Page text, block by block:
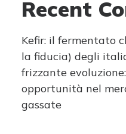
Recent
Kefir: il fermentato
la fiducia) degli
frizzante
opportunità nel
gassate